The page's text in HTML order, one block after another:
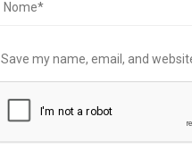
Save my name, email, and